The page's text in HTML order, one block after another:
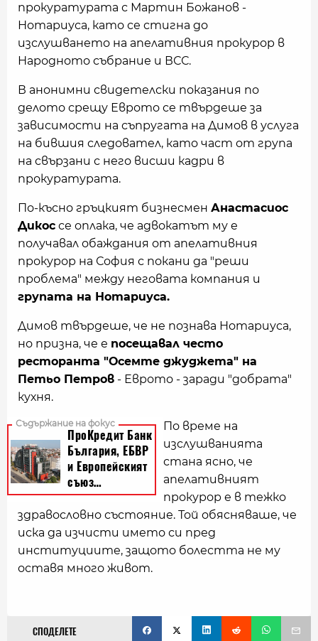
прокуратурата с Мартин Божанов -
Нотариуса, като се стигна до
изслушването на апелативния прокурор в
Народното събрание и ВСС.
В анонимни свидетелски показания по
делото срещу Еврото се твърдеше за
зависимости на съпругата на Димов в услуга
на бившия следовател, като част от група
на свързани с него висши кадри в
прокуратурата.
По-късно гръцкият бизнесмен Анастасиос
Дикос се оплака, че адвокатът му е
получавал обаждания от апелативния
прокурор на София с покани да "реши
проблема" между неговата компания и
групата на Нотариуса.
Димов твърдеше, че не познава Нотариуса,
но призна, че е посещавал често
ресторанта "Осемте джуджета" на
Петьо Петров - Еврото - заради "добрата"
кухня.
По време на
изслушванията
стана ясно, че
апелативният
прокурор е в тежко
здравословно състояние. Той обясняваше, че
иска да изчисти името си пред
институциите, защото болестта не му
оставя много живот.
СПОДЕЛЕТЕ